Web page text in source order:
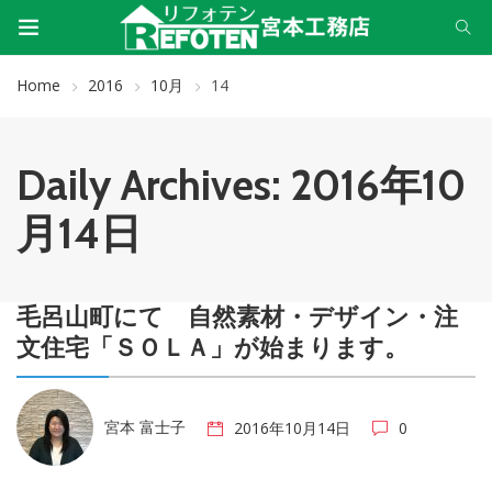
Home 2016 10月 14
Daily Archives: 2016年10
月14日
毛呂山町にて 自然素材・デザイン・注
文住宅「ＳＯＬＡ」が始まります。
宮本 富士子 2016年10月14日 0